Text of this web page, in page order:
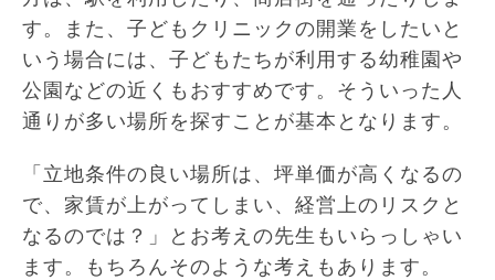
す。また、子どもクリニックの開業をしたいと
いう場合には、子どもたちが利用する幼稚園や
公園などの近くもおすすめです。そういった人
通りが多い場所を探すことが基本となります。
「立地条件の良い場所は、坪単価が高くなるの
で、家賃が上がってしまい、経営上のリスクと
なるのでは？」とお考えの先生もいらっしゃい
ます。もちろんそのような考えもあります。